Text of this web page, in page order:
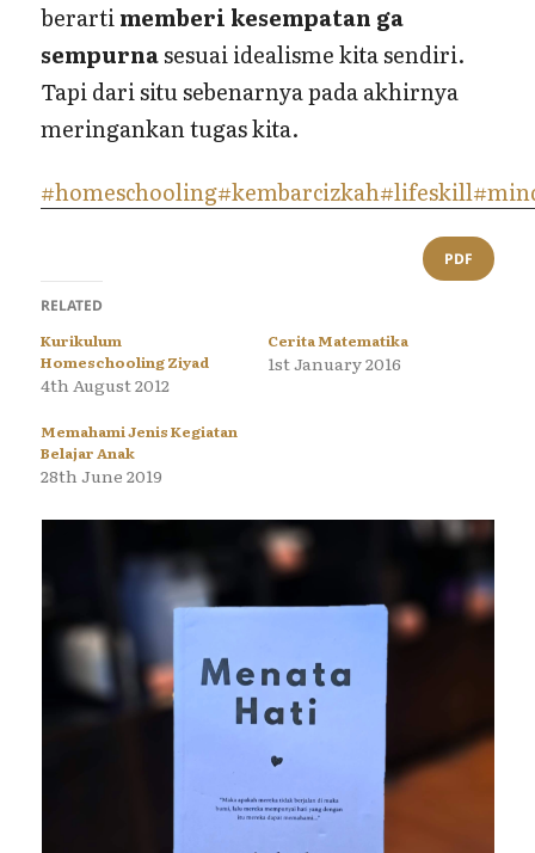
berartimemberi kesempatan ga
sempurnasesuai idealisme kita sendiri.
Tapi dari situ sebenarnya pada akhirnya
meringankan tugas kita.
#homeschooling#kembarcizkah#lifeskill
PDF
RELATED
Kurikulum
Homeschooling Ziyad
4th August 2012
Cerita Matematika
1st January 2016
Memahami Jenis Kegiatan
Belajar Anak
28th June 2019